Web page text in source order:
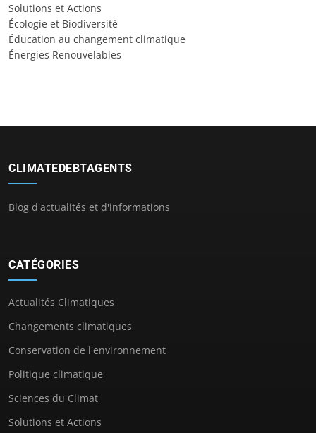
Solutions et Actions
Écologie et Biodiversité
Éducation au changement climatique
Énergies Renouvelables
CLIMATEDEBTAGENTS
Blog d'actualités et d'informations
CATÉGORIES
Actualités Climatiques
Changements climatiques
Conservation de l'environnement
Politique climatique
Sciences du Climat
Solutions et Actions